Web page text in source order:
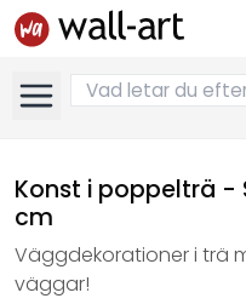
Konst i poppelträ -
cm
Väggdekorationer i trä
väggar!